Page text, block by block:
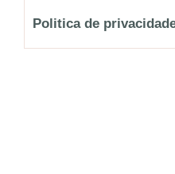
Politica de